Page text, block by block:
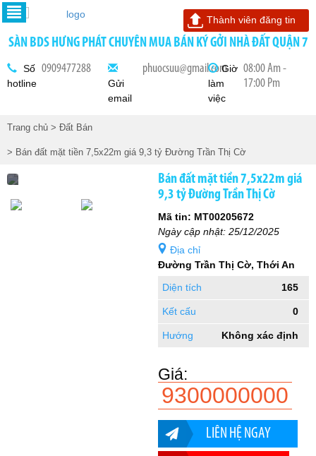
SÀN BDS HƯNG PHÁT CHUYÊN MUA BÁN KÝ GỞI NHÀ ĐẤT QUẬN 7
Số
hotline
0909477288
Gửi
email
phuocsuu@gmail.comGiờ
làm
việc
08:00 Am -
17:00 Pm
Thành viên đăng tin
Trang chủ > Đất Bán
> Bán đất mặt tiền 7,5x22m giá 9,3 tỷ Đường Trần Thị Cờ
Bán đất mặt tiền 7,5x22m giá
9,3 tỷ Đường Trần Thị Cờ
Mã tin: MT00205672
Ngày cập nhật: 25/12/2025
Địa chỉ
Đường Trần Thị Cờ, Thới An
Diện tích
165
Kết cấu 0
Hướng Không xác định
Giá:
9300000000
LIÊN HỆ NGAY